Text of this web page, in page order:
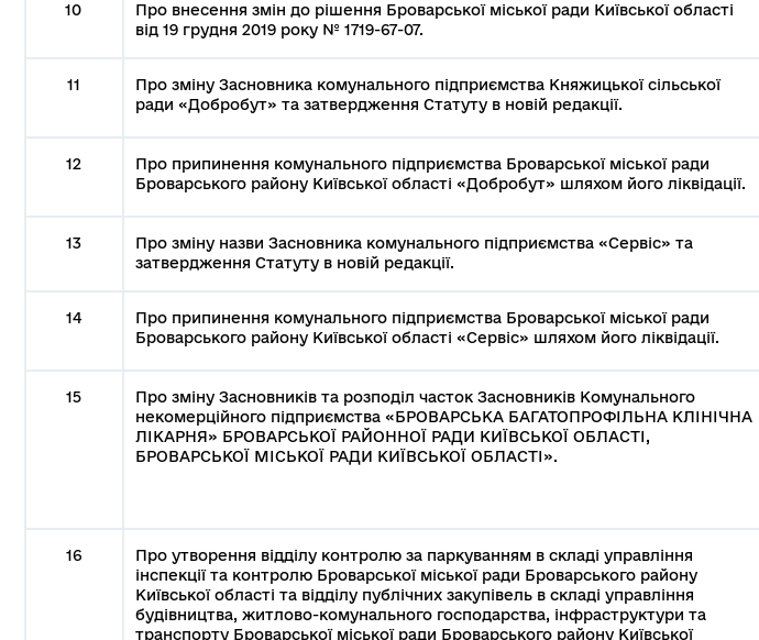
10
Про внесення змін до рішення Броварської міської ради Київської області
від 19 грудня 2019 року № 1719-67-07.
11
Про зміну Засновника комунального підприємства Княжицької сільської
ради «Добробут» та затвердження Статуту в новій редакції.
12
Про припинення комунального підприємства Броварської міської ради
Броварського району Київської області «Добробут» шляхом його ліквідації.
13
Про зміну назви Засновника комунального підприємства «Сервіс» та
затвердження Статуту в новій редакції.
14
Про припинення комунального підприємства Броварської міської ради
Броварського району Київської області «Сервіс» шляхом його ліквідації.
15
Про зміну Засновників та розподіл часток Засновників Комунального
некомерційного підприємства «БРОВАРСЬКА БАГАТОПРОФІЛЬНА КЛІНІЧНА
ЛІКАРНЯ» БРОВАРСЬКОЇ РАЙОННОЇ РАДИ КИЇВСЬКОЇ ОБЛАСТІ,
БРОВАРСЬКОЇ МІСЬКОЇ РАДИ КИЇВСЬКОЇ ОБЛАСТІ».
16
Про утворення відділу контролю за паркуванням в складі управління
інспекції та контролю Броварської міської ради Броварського району
Київської області та відділу публічних закупівель в складі управління
будівництва, житлово-комунального господарства, інфраструктури та
транспорту Броварської міської ради Броварського району Київської